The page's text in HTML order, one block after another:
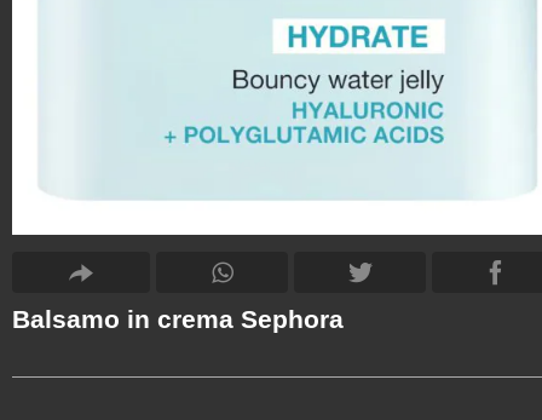
Balsamo in crema Sephora